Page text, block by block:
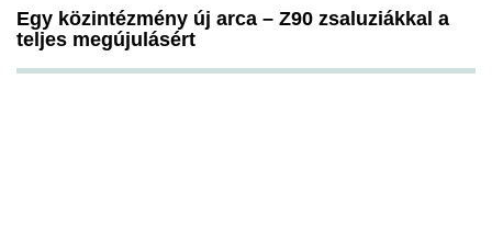
Egy közintézmény új arca – Z90 zsaluziákkal a
teljes megújulásért